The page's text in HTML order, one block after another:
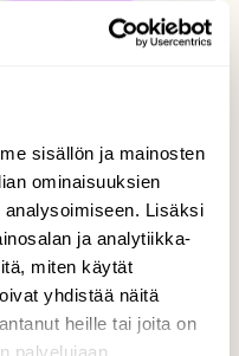
sisällön ja mainosten
ominaisuuksien
Lisäksi
ja analytiikka-
miten käytät
yhdistää näitä
heille tai joita on
palvelujaan.